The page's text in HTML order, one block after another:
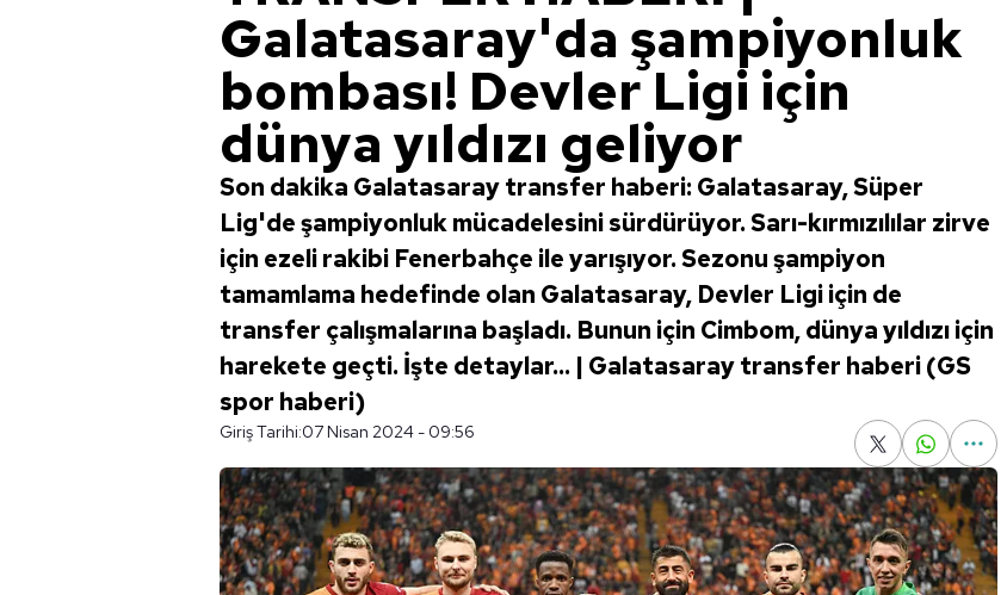
Galatasaray'da şampiyonluk
bombası! Devler Ligi için
dünya yıldızı geliyor
Son dakika Galatasaray transfer haberi: Galatasaray, Süper
Lig'de şampiyonluk mücadelesini sürdürüyor. Sarı-kırmızılılar zirve
için ezeli rakibi Fenerbahçe ile yarışıyor. Sezonu şampiyon
tamamlama hedefinde olan Galatasaray, Devler Ligi için de
transfer çalışmalarına başladı. Bunun için Cimbom, dünya yıldızı için
harekete geçti. İşte detaylar... | Galatasaray transfer haberi (GS
spor haberi)
Giriş Tarihi:07 Nisan 2024 - 09:56